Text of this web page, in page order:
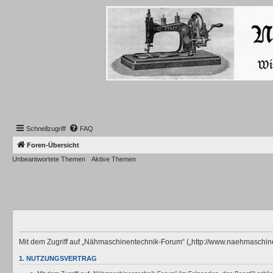
Schnellzugriff FAQ
Foren-Übersicht
Unbeantwortete Themen
Aktive Themen
Mit dem Zugriff auf „Nähmaschinentechnik-Forum“ („http://
1. NUTZUNGSVERTRAG